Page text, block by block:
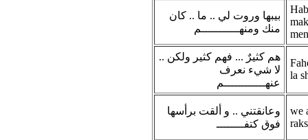
بيبها وروت لي .. ما .. كان
منك ومنهـــــــــــم
هم كثيرٌ ... فهم كثير ولكن ..
لا شيء نعرف
عنهــــــــــــم
la
وعانقتني .. و ألقت برأسها
فوق كتفــــــــ
we